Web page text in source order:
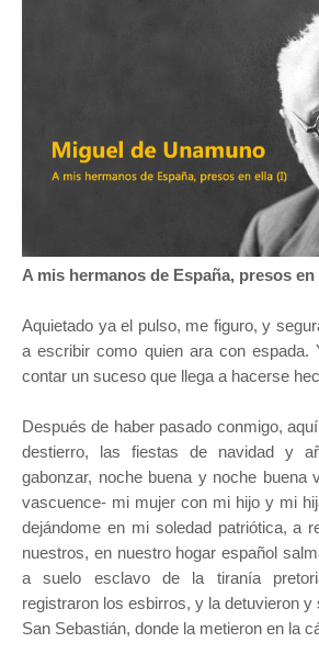
A mis hermanos de España, presos en
Aquietado ya el pulso, me figuro, y
a escribir como quien ara con espada.
contar un suceso que llega a hacerse
Después de haber pasado conmigo,
destierro, las fiestas de navidad y
gabonzar, noche buena y noche buena
vascuence- mi mujer con mi hijo y mi
dejándome en mi soledad patriótica, a
nuestros, en nuestro hogar español
a suelo esclavo de la tiranía
registraron los esbirros, y la detuvieron y
San Sebastián, donde la metieron en la